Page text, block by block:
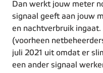
Dan werkt jouw meter
signaal geeft aan jouw
en nachtverbruik
(voorheen
juli 2021 uit omdat er
een ander signaal